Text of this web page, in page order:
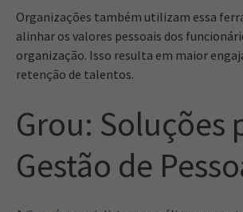
Organizações também utilizam essa
alinhar os valores pessoais dos
organização. Isso resulta em maior
retenção de talentos.
Grou: Soluções
Gestão de